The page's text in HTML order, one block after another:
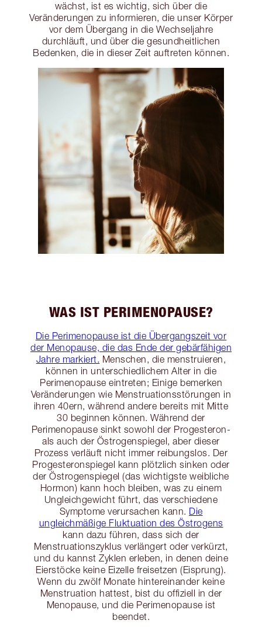
wächst, ist es wichtig, sich über die
Veränderungen zu informieren, die unser Körper
vor dem Übergang in die Wechseljahre
durchläuft, und über die gesundheitlichen
Bedenken, die in dieser Zeit auftreten können.
WAS IST PERIMENOPAUSE?
Die Perimenopause ist die Übergangszeit vor
der Menopause, die das Ende der gebärfähigen
Jahre markiert. Menschen, die menstruieren,
können in unterschiedlichem Alter in die
Perimenopause eintreten; Einige bemerken
Veränderungen wie Menstruationsstörungen in
ihren 40ern, während andere bereits mit Mitte
30 beginnen können. Während der
Perimenopause sinkt sowohl der Progesteron-
als auch der Östrogenspiegel, aber dieser
Prozess verläuft nicht immer reibungslos. Der
Progesteronspiegel kann plötzlich sinken oder
der Östrogenspiegel (das wichtigste weibliche
Hormon) kann hoch bleiben, was zu einem
Ungleichgewicht führt, das verschiedene
Symptome verursachen kann. Die
ungleichmäßige Fluktuation des Östrogens
kann dazu führen, dass sich der
Menstruationszyklus verlängert oder verkürzt,
und du kannst Zyklen erleben, in denen deine
Eierstöcke keine Eizelle freisetzen (Eisprung).
Wenn du zwölf Monate hintereinander keine
Menstruation hattest, bist du offiziell in der
Menopause, und die Perimenopause ist
beendet.